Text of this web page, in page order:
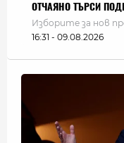
ОТЧАЯНО ТЪРСИ
Изборите за нов
16:31 - 09.08.2026